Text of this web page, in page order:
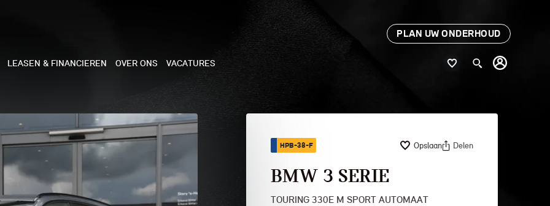
PLAN UW ONDERHOUD
3-DEURS
CABRIO
LEASEN & FINANCIEREN OVER ONS VACATURES
HPB-38-F Opslaan Delen
BMW 3 SERIE
TOURING 330E M SPORT AUTOMAAT